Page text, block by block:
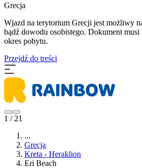
Grecja
Wjazd na terytorium Grecji jest możliwy
bądź dowodu osobistego. Dokument musi
okres pobytu.
Przejdź do treści
1 / 21
...
Grecja
Kreta - Heraklion
Eri Beach